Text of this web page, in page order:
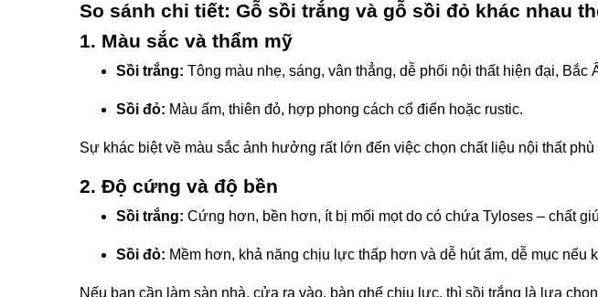
So sánh chi tiết: Gỗ sồi trắng và gỗ sồi đỏ khác nhau
1. Màu sắc và thẩm mỹ
Sồi trắng: Tông màu nhẹ, sáng, vân thẳng, dễ phối nội thất hiện đại, Bắc
Sồi đỏ: Màu ấm, thiên đỏ, hợp phong cách cổ điển hoặc rustic.
Sự khác biệt về màu sắc ảnh hưởng rất lớn đến việc chọn chất liệu nội thất
2. Độ cứng và độ bền
Sồi trắng: Cứng hơn, bền hơn, ít bị mối mọt do có chứa Tyloses – chất
Sồi đỏ: Mềm hơn, khả năng chịu lực thấp hơn và dễ hút ẩm, dễ mục nếu
Nếu bạn cần làm sàn nhà, cửa ra vào, bàn ghế chịu lực, thì sồi trắng là lựa